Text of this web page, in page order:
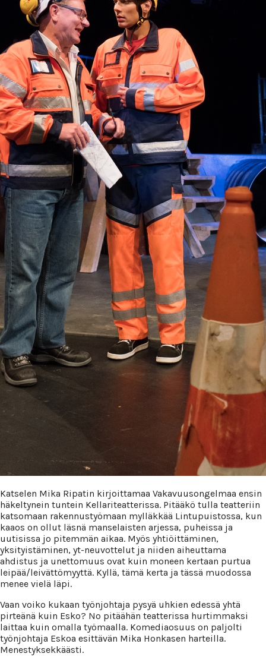
Katselen Mika Ripatin kirjoittamaa Vakavuusongelmaa ensin
häkeltynein tuntein Kellariteatterissa. Pitääkö tulla teatteriin
katsomaan rakennustyömaan mylläkkää Lintupuistossa, kun
kaaos on ollut läsnä manselaisten arjessa, puheissa ja
uutisissa jo pitemmän aikaa. Myös yhtiöittäminen,
yksityistäminen, yt-neuvottelut ja niiden aiheuttama
ahdistus ja unettomuus ovat kuin moneen kertaan purtua
leipää/leivättömyyttä. Kyllä, tämä kerta ja tässä muodossa
menee vielä läpi.
Vaan voiko kukaan työnjohtaja pysyä uhkien edessä yhtä
pirteänä kuin Esko? No pitäähän teatterissa hurtimmaksi
laittaa kuin omalla työmaalla. Komediaosuus on paljolti
työnjohtaja Eskoa esittävän Mika Honkasen harteilla.
Menestyksekkäästi.